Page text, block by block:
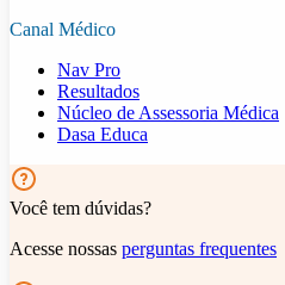
Canal Médico
Nav Pro
Resultados
Núcleo de Assessoria Médica
Dasa Educa
Você tem dúvidas?
Acesse nossas perguntas frequentes